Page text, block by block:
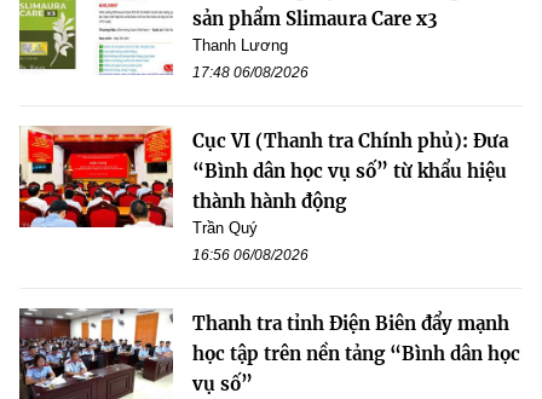
sản phẩm Slimaura Care x3
Thanh Lương
17:48 06/08/2026
Cục VI (Thanh tra Chính phủ): Đưa
“Bình dân học vụ số” từ khẩu hiệu
thành hành động
Trần Quý
16:56 06/08/2026
Thanh tra tỉnh Điện Biên đẩy mạnh
học tập trên nền tảng “Bình dân học
vụ số”